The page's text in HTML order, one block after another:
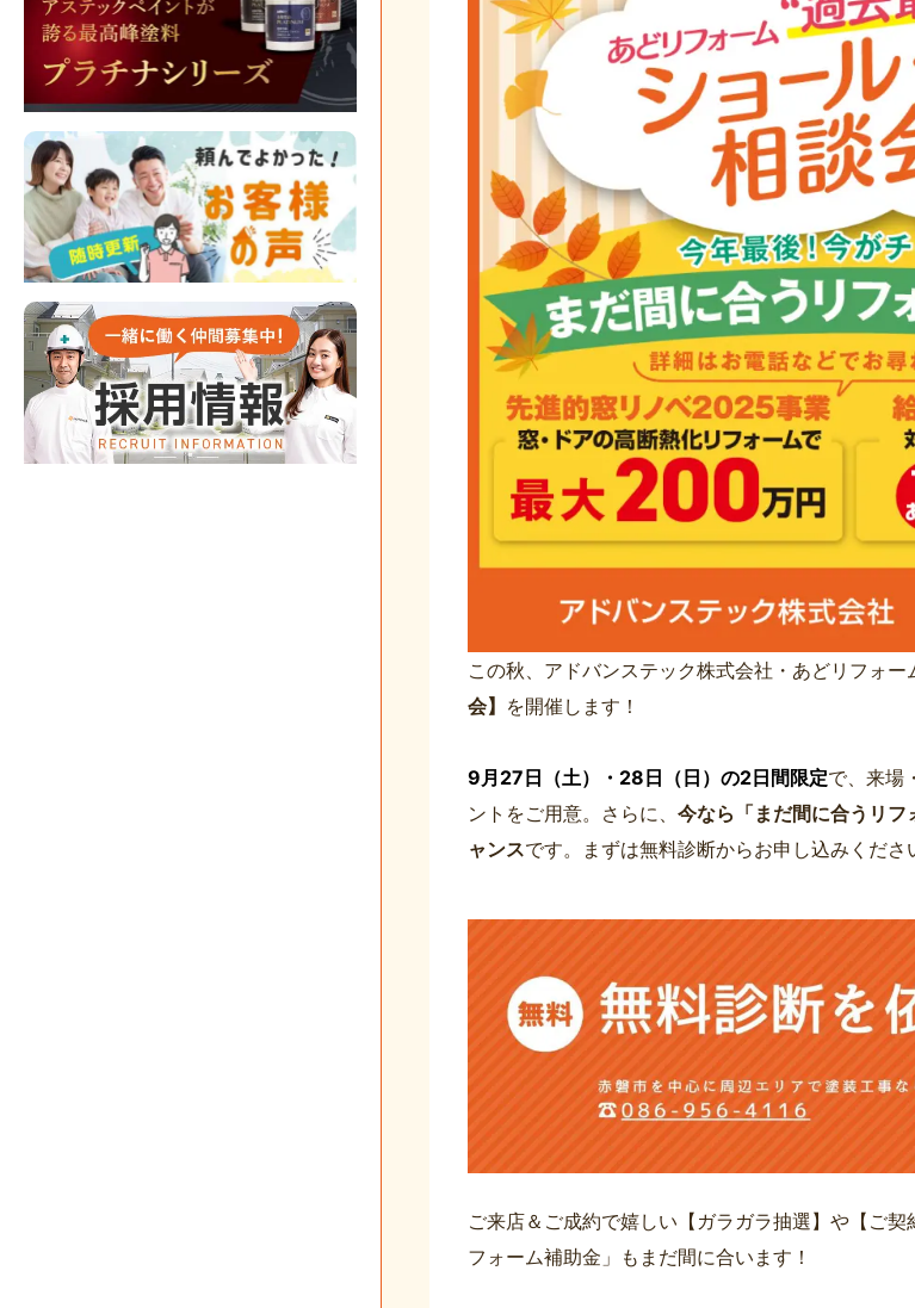
この秋、アドバンステック株式会社・あどリフォー
会】 を開催します！
9月27日（土）・28日（日）の2日間限定で、来場
ントをご用意。さらに、 今なら「まだ間に合うリ
ャンスです。まずは無料診断からお申し込みくださ
ご来店＆ご成約で嬉しい【ガラガラ抽選】や【ご
フォーム補助金」もまだ間に合います！